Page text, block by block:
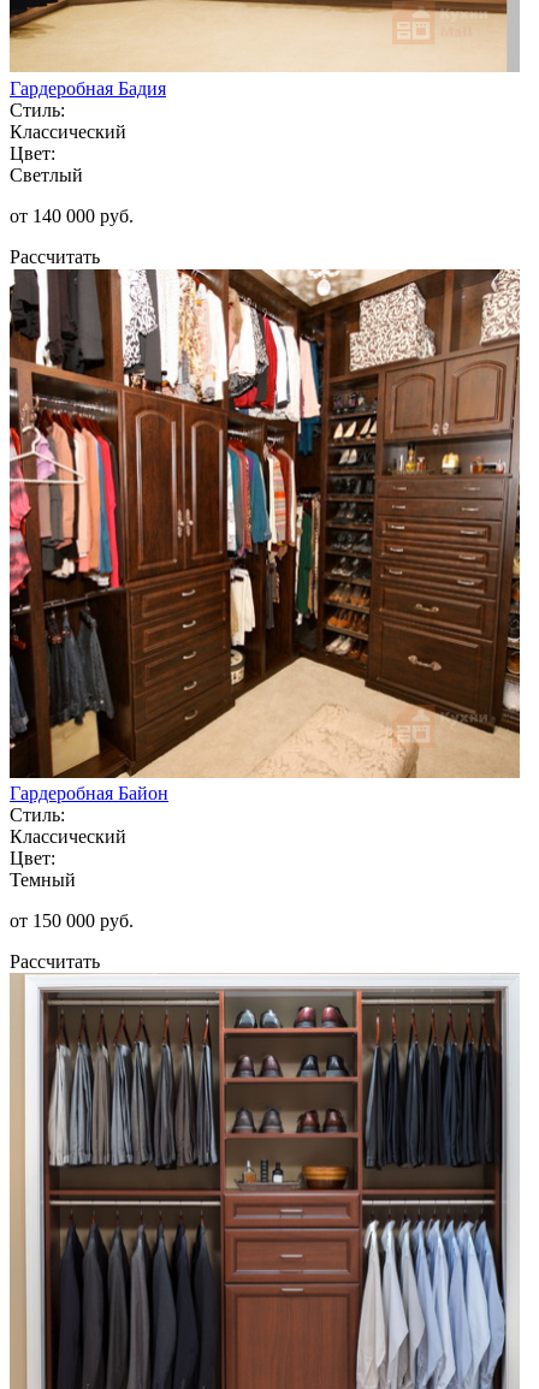
Гардеробная Бадия
Стиль:
Классический
Цвет:
Светлый
от 140 000 руб.
Рассчитать
Гардеробная Байон
Стиль:
Классический
Цвет:
Темный
от 150 000 руб.
Рассчитать